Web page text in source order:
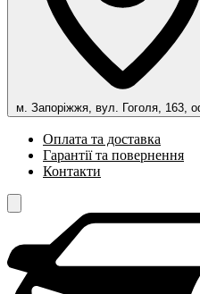
м. Запоріжжя, вул. Гоголя, 163,
Оплата та доставка
Гарантії та повернення
Контакти